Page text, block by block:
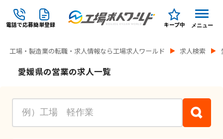
電話で応募簡単登録 キープ中 メニュー
工場・製造業の転職・求人情報なら工場求人ワールド 求人検索
愛媛県の営業の求人一覧